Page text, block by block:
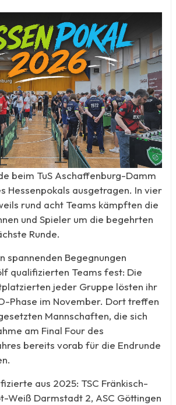
beim TuS Aschaffenburg-Damm
Hessenpokals ausgetragen. In vier
rund acht Teams kämpften die
und Spieler um die begehrten
Runde.
spannenden Begegnungen
qualifizierten Teams fest: Die
jeder Gruppe lösten ihr
Phase im November. Dort treffen
Mannschaften, die sich
am Final Four des
bereits vorab für die Endrunde
aus 2025: TSC Fränkisch-
Weiß Darmstadt 2, ASC Göttingen